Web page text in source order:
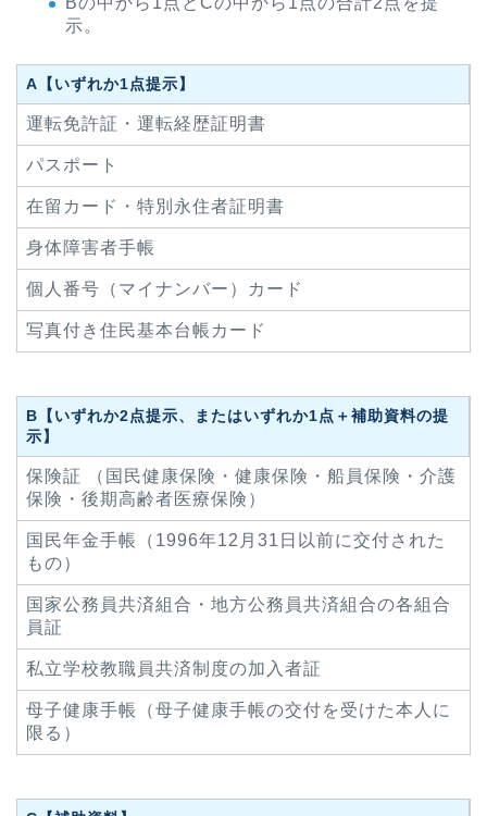
示。
A【いずれか1点提示】
運転免許証・運転経歴証明書
パスポート
在留カード・特別永住者証明書
身体障害者手帳
個人番号（マイナンバー）カード
写真付き住民基本台帳カード
B【いずれか2点提示、またはいずれか1点＋補助資料の提
示】
保険証 （国民健康保険・健康保険・船員保険・介護
保険・後期高齢者医療保険）
国民年金手帳（1996年12月31日以前に交付された
もの）
国家公務員共済組合・地方公務員共済組合の各組合
員証
私立学校教職員共済制度の加入者証
母子健康手帳（母子健康手帳の交付を受けた本人に
限る）